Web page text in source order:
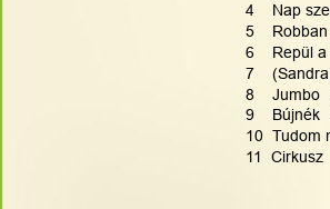
4    Nap
5
6    Repül
7
8    Jumbo
9    Bújnék
10
11  Cirkusz